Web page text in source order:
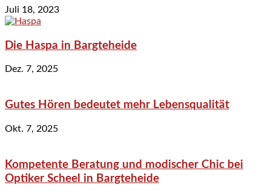
Juli 18, 2023
Die Haspa in Bargteheide
Dez. 7, 2025
Gutes Hören bedeutet mehr Lebensqualität
Okt. 7, 2025
Kompetente Beratung und modischer Chic bei
Optiker Scheel in Bargteheide